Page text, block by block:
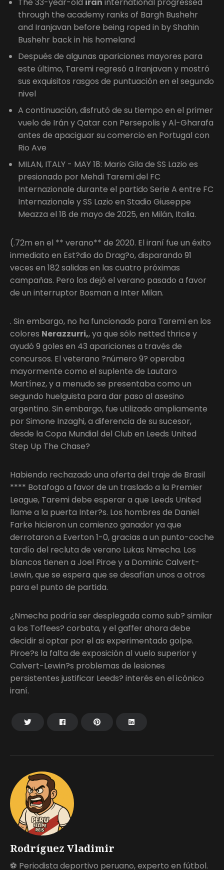
Rodríguez Vladimir
⚽ Periodista deportivo peruano, experto en fútbol.
through the academy ranks of Bargh Bushehr
and Iranjavan before being roped in by Shahin
Bushehr back in his homeland
Después de algunas apariciones mayores para
este último, Taremi regresó a Iranjavan y mostró
sus exquisitos rasgos de puntuación en el segundo
nivel
A continuación, disfrutó de su tiempo en el primer
vuelo de Irán y Qatar con Persepolis y Al-Gharafa
antes de apaciguar su comercio en Portugal con
Rio Ave
MILAN, ITALY - MAY 18: Mario Gila de SS Lazio es
presionado por Mehdi Taremi del FC
Internazionale durante el partido Serie A entre FC
Internazionale y SS Lazio en Stadio Giuseppe
Meazza el 18 de mayo de 2025, en Milán, Italia.
(.72m en el ** verano** de 2020. El iraní fue un éxito
inmediato en Est?dio do Drag?o, disparando 91
veces en 182 salidas en las cuatro próximas
campañas. Pero los dejó el verano pasado a favor
de un interruptor Bosman a Inter Milan.
. Sin embargo, no ha funcionado para Taremi en los
colores Nerazzurri,, ya que sólo netted thrice y
ayudó 9 goles en 43 apariciones a través de
concursos. El veterano ?número 9? operaba
mayormente como el suplente de Lautaro
Martínez, y a menudo se presentaba como un
segundo huelguista para dar paso al asesino
argentino. Sin embargo, fue utilizado ampliamente
por Simone Inzaghi, a diferencia de su sucesor,
desde la Copa Mundial del Club en Leeds United
Step Up The Chase?
Habiendo rechazado una oferta del traje de Brasil
**** Botafogo a favor de un traslado a la Premier
League, Taremi debe esperar a que Leeds United
llame a la puerta Inter?s. Los hombres de Daniel
Farke hicieron un comienzo ganador ya que
derrotaron a Everton 1-0, gracias a un punto-coche
tardío del recluta de verano Lukas Nmecha. Los
blancos tienen a Joel Piroe y a Dominic Calvert-
Lewin, que se espera que se desafían unos a otros
para el punto de partida.
¿Nmecha podría ser desplegada como sub? similar
a los Toffees? corbata, y el gaffer ahora debe
decidir si optar por el as experimentado golpe.
Piroe?s la falta de exposición al vuelo superior y
Calvert-Lewin?s problemas de lesiones
persistentes justificar Leeds? interés en el icónico
iraní.